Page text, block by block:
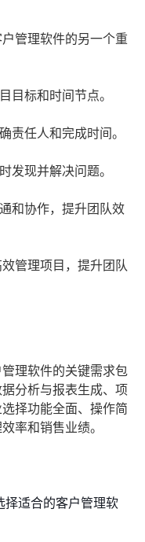
管理软件的另一个重
目标和时间节点。
责任人和完成时间。
发现并解决问题。
和协作，提升团队效
管理项目，提升团队
理软件的关键需求包
分析与报表生成、项
择功能全面、操作简
率和销售业绩。
择适合的客户管理软